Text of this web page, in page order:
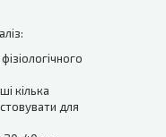
кілька
для